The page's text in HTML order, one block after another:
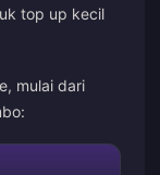
top up kecil
mulai dari